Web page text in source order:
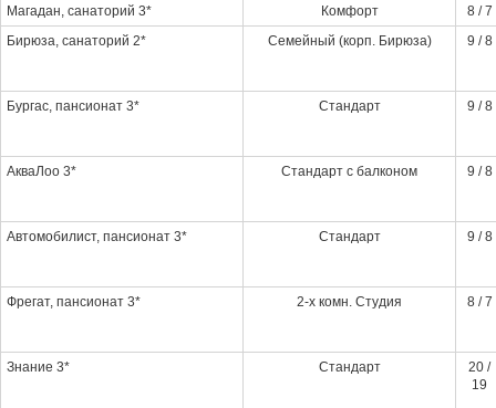
Магадан, санаторий 3* Комфорт
8 / 7
Бирюза, санаторий 2*
Семейный (корп. Бирюза) 9 / 8
Бургас, пансионат 3* Стандарт 9 / 8
АкваЛоо 3* Стандарт с балконом 9 / 8
Автомобилист, пансионат 3* Стандарт 9 / 8
Фрегат, пансионат 3* 2-х комн. Студия 8 / 7
Знание 3* Стандарт
20 /
19